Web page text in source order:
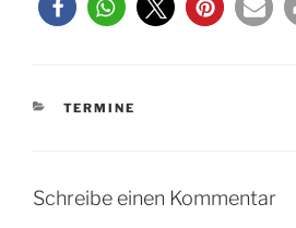
KATEGORIEN
TERMINE
Schreibe einen Kommentar